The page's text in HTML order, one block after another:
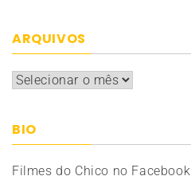
ARQUIVOS
Arquivos
BIO
Filmes do Chico no Facebook